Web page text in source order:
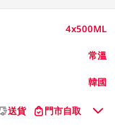
4x500ML
常溫
韓國
送貨 門市自取